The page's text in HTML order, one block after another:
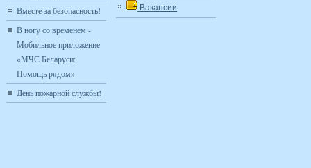
Вместе за безопасность!
В ногу со временем -
Мобильное приложение
«МЧС Беларуси:
Помощь рядом»
День пожарной службы!
Вакансии